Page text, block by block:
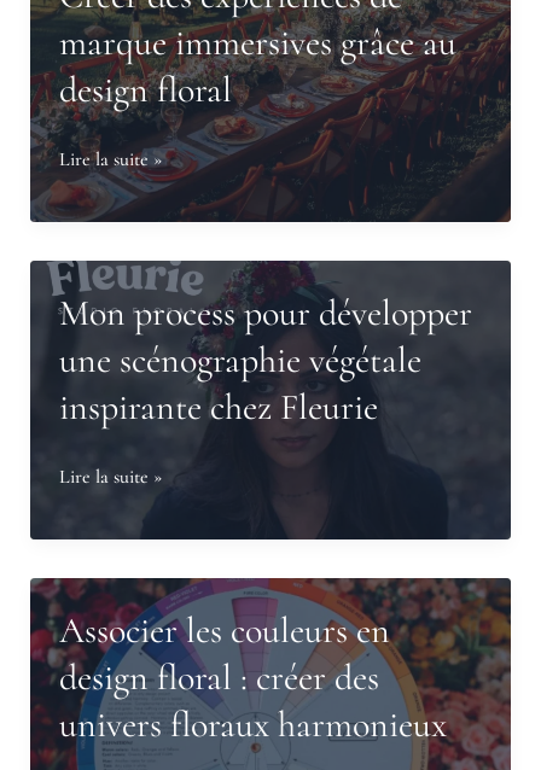
vivant,
jusqu’au
dernier
instant
les
défilés
de
mode
marque immersives grâce au
design floral
Créer
des
expériences
de
marque
immersives
grâce
au
floral
Lire la suite »
Mon process pour développer
une scénographie végétale
inspirante chez Fleurie
Mon
pour
développer
une
scénographie
végétale
inspirante
chez
Lire la suite »
Associer les couleurs en
design floral : créer des
univers floraux harmonieux